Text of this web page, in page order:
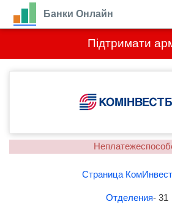
Підтримати
Банки Онлайн
Страница
Отделения- 31